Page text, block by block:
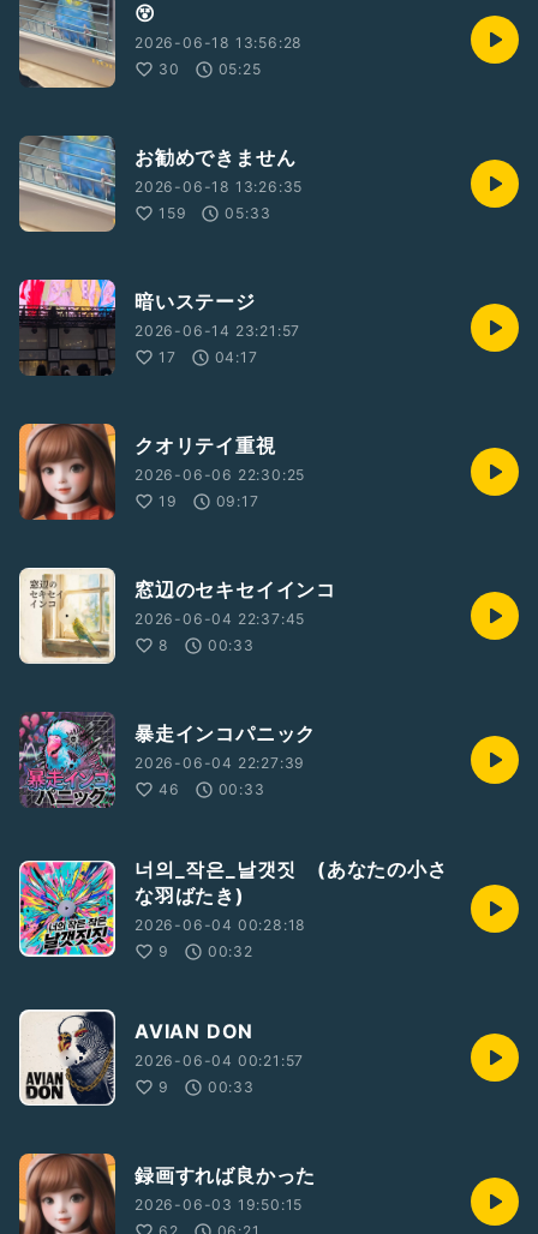
😵
2026-06-18 13:56:28
30
05:25
お勧めできません
2026-06-18 13:26:35
159
05:33
暗いステージ
2026-06-14 23:21:57
17
04:17
クオリテイ重視
2026-06-06 22:30:25
19
09:17
窓辺のセキセイインコ
2026-06-04 22:37:45
8
00:33
暴走インコパニック
2026-06-04 22:27:39
46
00:33
너의_작은_날갯짓 (あなたの小さ
な羽ばたき)
2026-06-04 00:28:18
9
00:32
AVIAN DON
2026-06-04 00:21:57
9
00:33
録画すれば良かった
2026-06-03 19:50:15